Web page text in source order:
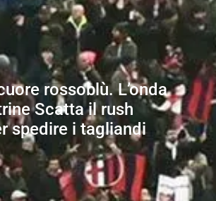
rossoblù. L’onda
Scatta il rush
spedire i tagliandi